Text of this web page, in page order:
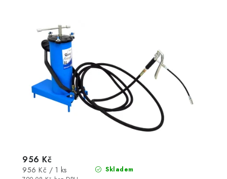
Skladem
956 Kč
Měrná
956 Kč / 1 ks